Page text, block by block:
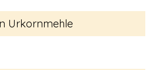
Urkornmehle